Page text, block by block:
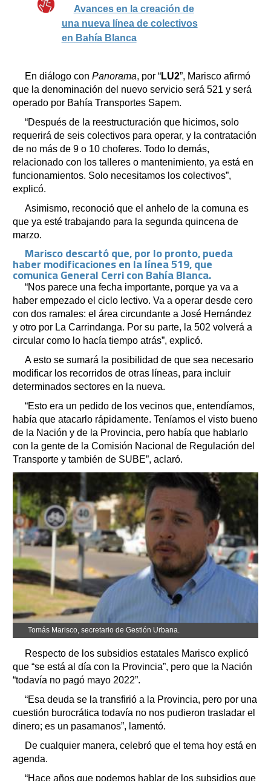
Avances en la creación de
una nueva línea de colectivos
en Bahía Blanca
En diálogo con Panorama, por “LU2”, Marisco afirmó
que la denominación del nuevo servicio será 521 y será
operado por Bahía Transportes Sapem.
“Después de la reestructuración que hicimos, solo
requerirá de seis colectivos para operar, y la contratación
de no más de 9 o 10 choferes. Todo lo demás,
relacionado con los talleres o mantenimiento, ya está en
funcionamientos. Solo necesitamos los colectivos”,
explicó.
Asimismo, reconoció que el anhelo de la comuna es
que ya esté trabajando para la segunda quincena de
marzo.
Marisco descartó que, por lo pronto, pueda
haber modificaciones en la línea 519, que
comunica General Cerri con Bahía Blanca.
“Nos parece una fecha importante, porque ya va a
haber empezado el ciclo lectivo. Va a operar desde cero
con dos ramales: el área circundante a José Hernández
y otro por La Carrindanga. Por su parte, la 502 volverá a
circular como lo hacía tiempo atrás”, explicó.
A esto se sumará la posibilidad de que sea necesario
modificar los recorridos de otras líneas, para incluir
determinados sectores en la nueva.
“Esto era un pedido de los vecinos que, entendíamos,
había que atacarlo rápidamente. Teníamos el visto bueno
de la Nación y de la Provincia, pero había que hablarlo
con la gente de la Comisión Nacional de Regulación del
Transporte y también de SUBE”, aclaró.
Tomás Marisco, secretario de Gestión Urbana.
Respecto de los subsidios estatales Marisco explicó
que “se está al día con la Provincia”, pero que la Nación
“todavía no pagó mayo 2022”.
“Esa deuda se la transfirió a la Provincia, pero por una
cuestión burocrática todavía no nos pudieron trasladar el
dinero; es un pasamanos”, lamentó.
De cualquier manera, celebró que el tema hoy está en
agenda.
“Hace años que podemos hablar de los subsidios que